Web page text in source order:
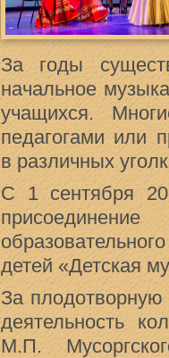
За годы
начальное
учащихся.
педагогами или
в различных
С 1 сентября
детей «Детская
За плодотворную
деятельность
М.П.